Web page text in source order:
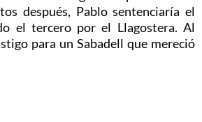
después, Pablo sentenciaría el
el tercero por el Llagostera. Al
para un Sabadell que mereció